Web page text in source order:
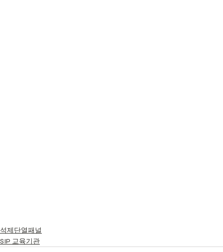
석제단열패널
SIP 교육기관